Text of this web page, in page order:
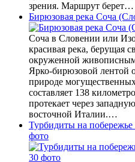
зрения. Маршрут берет…
Бирюзовая река Соча
Соча в Словении или
красивая река, берущая
окруженной
Ярко-бирюзовой лентой
природе
составляет 138
протекает через
восточной Италии.…
Турбидиты на
фото